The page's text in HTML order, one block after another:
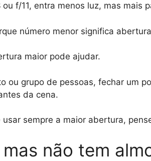
f/11, entra menos luz, mas mais
número menor significa
maior pode ajudar.
ou grupo de pessoas, fechar um
da cena.
usar sempre a maior abertura,
mas não tem